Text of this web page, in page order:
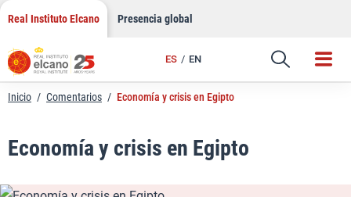
Saltar
contenido
Real Instituto Elcano Presencia global
ES EN
Enlace
Inicio / Comentarios / Economía y crisis en Egipto
Economía y crisis en Egipto